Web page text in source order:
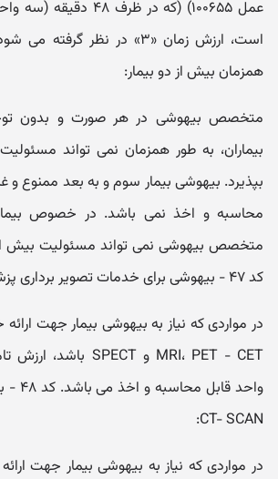
عمل ۱۰۰۶۵۵) (که در ظرف
همزمان بیش از دو بیمار:
متخصص بیهوشی در هر صورت و بدون
بیماران، به طور همزمان نمی تواند
بپذیرد. بیهوشی بیمار سوم و به بعد ممنوع و
متخصص بیهوشی نمی تواند مسئولیت بیش از
کد ۴۷ - بیهوشی برای خدمات تصویر برداری پزشکی:
در مواردی که نیاز به بیهوشی بیمار جهت
واحد
CT- SCAN: